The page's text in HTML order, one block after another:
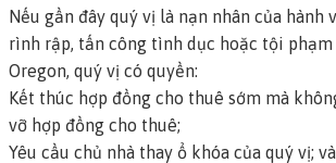
Nếu gần đây quý vị là nạn nhân của hành
rình rập, tấn công tình dục hoặc tội
Oregon, quý vị có quyền:
Kết thúc hợp đồng cho thuê sớm mà
vỡ hợp đồng cho thuê;
Yêu cầu chủ nhà thay ổ khóa của quý vị; và